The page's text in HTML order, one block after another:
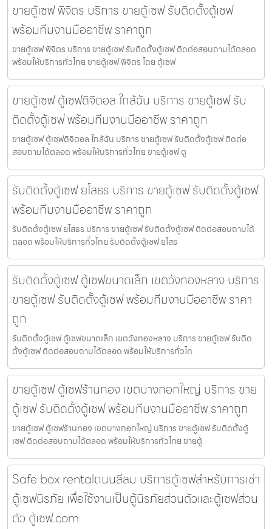
ขายตู้เซฟ พิจิตร บริการ ขายตู้เซฟ รับติดตั้งตู้เซฟ
พร้อมทีมงานมืออาชีพ ราคาถูก
ขายตู้เซฟ พิจิตร บริการ ขายตู้เซฟ รับติดตั้งตู้เซฟ ติดต่อสอบถามได้ตลอด
พร้อมให้บริการทั่วไทย ขายตู้เซฟ พิจิตร โดย ตู้เซฟ
ขายตู้เซฟ ตู้เซฟดิจิตอล ใกล้ฉัน บริการ ขายตู้เซฟ รับ
ติดตั้งตู้เซฟ พร้อมทีมงานมืออาชีพ ราคาถูก
ขายตู้เซฟ ตู้เซฟดิจิตอล ใกล้ฉัน บริการ ขายตู้เซฟ รับติดตั้งตู้เซฟ ติดต่อ
สอบถามได้ตลอด พร้อมให้บริการทั่วไทย ขายตู้เซฟ ตู
รับติดตั้งตู้เซฟ ยโสธร บริการ ขายตู้เซฟ รับติดตั้งตู้เซฟ
พร้อมทีมงานมืออาชีพ ราคาถูก
รับติดตั้งตู้เซฟ ยโสธร บริการ ขายตู้เซฟ รับติดตั้งตู้เซฟ ติดต่อสอบถามได้
ตลอด พร้อมให้บริการทั่วไทย รับติดตั้งตู้เซฟ ยโสธ
รับติดตั้งตู้เซฟ ตู้เซฟขนาดเล็ก เขตวังทองหลาง บริการ
ขายตู้เซฟ รับติดตั้งตู้เซฟ พร้อมทีมงานมืออาชีพ ราคา
ถูก
รับติดตั้งตู้เซฟ ตู้เซฟขนาดเล็ก เขตวังทองหลาง บริการ ขายตู้เซฟ รับติด
ตั้งตู้เซฟ ติดต่อสอบถามได้ตลอด พร้อมให้บริการทั่วไท
ขายตู้เซฟ ตู้เซฟร้านทอง เขตบางกอกใหญ่ บริการ ขาย
ตู้เซฟ รับติดตั้งตู้เซฟ พร้อมทีมงานมืออาชีพ ราคาถูก
ขายตู้เซฟ ตู้เซฟร้านทอง เขตบางกอกใหญ่ บริการ ขายตู้เซฟ รับติดตั้งตู้
เซฟ ติดต่อสอบถามได้ตลอด พร้อมให้บริการทั่วไทย ขายตู้
Safe box rentalถนนสีลม บริการตู้เซฟสำหรับการเช่า
ตู้เซฟนิรภัย เพื่อใช้งานเป็นตู้นิรภัยส่วนตัวและตู้เซฟส่วน
ตัว ตู้เซฟ.com